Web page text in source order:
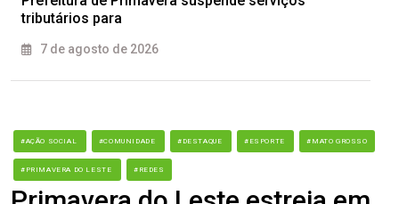
tributários para
7 de agosto de 2026
#AÇÃO SOCIAL #COMUNIDADE #DESTAQUE #ESPORTE #MATO GROSSO
#PRIMAVERA DO LESTE #REDES